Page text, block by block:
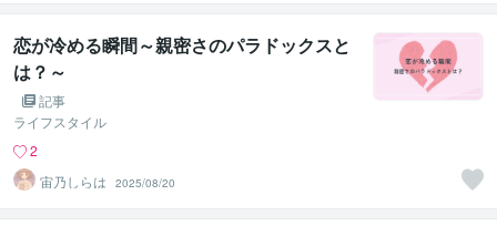
恋が冷める瞬間～親密さのパラドックスと
は？～
記事
ライフスタイル
2
宙乃しらは
2025/08/20